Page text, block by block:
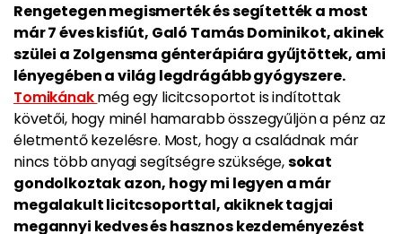
Rengetegen megismerték és segítették a most
már 7 éves kisfiút, Galó Tamás Dominikot, akinek
szülei a Zolgensma génterápiára gyűjtöttek, ami
lényegében a világ legdrágább gyógyszere.
Tomikánakmég egy licitcsoportot is indítottak
követői, hogy minél hamarabb összegyűljön a pénz az
életmentő kezelésre. Most, hogy a családnak már
nincs több anyagi segítségre szüksége,sokat
gondolkoztak azon, hogy mi legyen a már
megalakult licitcsoporttal, akiknek tagjai
megannyi kedves és hasznos kezdeményezést